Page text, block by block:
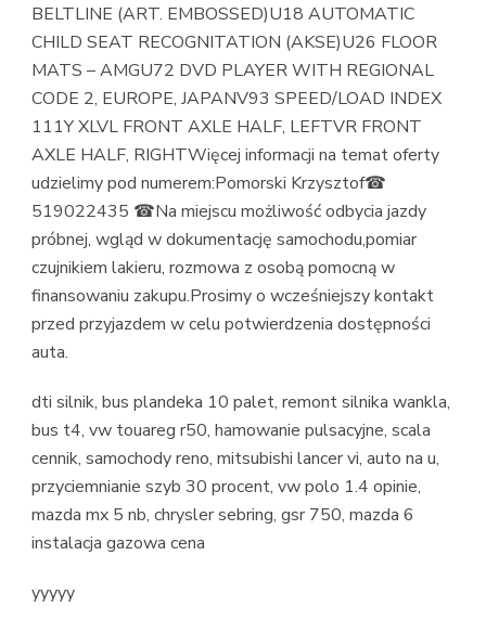
BELTLINE (ART. EMBOSSED)U18 AUTOMATIC
CHILD SEAT RECOGNITATION (AKSE)U26 FLOOR
MATS – AMGU72 DVD PLAYER WITH REGIONAL
CODE 2, EUROPE, JAPANV93 SPEED/LOAD INDEX
111Y XLVL FRONT AXLE HALF, LEFTVR FRONT
AXLE HALF, RIGHTWięcej informacji na temat oferty
udzielimy pod numerem:Pomorski Krzysztof☎
519022435 ☎Na miejscu możliwość odbycia jazdy
próbnej, wgląd w dokumentację samochodu,pomiar
czujnikiem lakieru, rozmowa z osobą pomocną w
finansowaniu zakupu.Prosimy o wcześniejszy kontakt
przed przyjazdem w celu potwierdzenia dostępności
auta.
dti silnik, bus plandeka 10 palet, remont silnika wankla,
bus t4, vw touareg r50, hamowanie pulsacyjne, scala
cennik, samochody reno, mitsubishi lancer vi, auto na u,
przyciemnianie szyb 30 procent, vw polo 1.4 opinie,
mazda mx 5 nb, chrysler sebring, gsr 750, mazda 6
instalacja gazowa cena
yyyyy